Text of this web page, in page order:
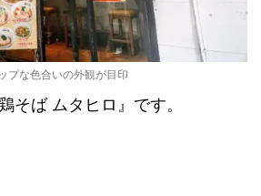
プな色合いの外観が目印
そば ムタヒロ』です。